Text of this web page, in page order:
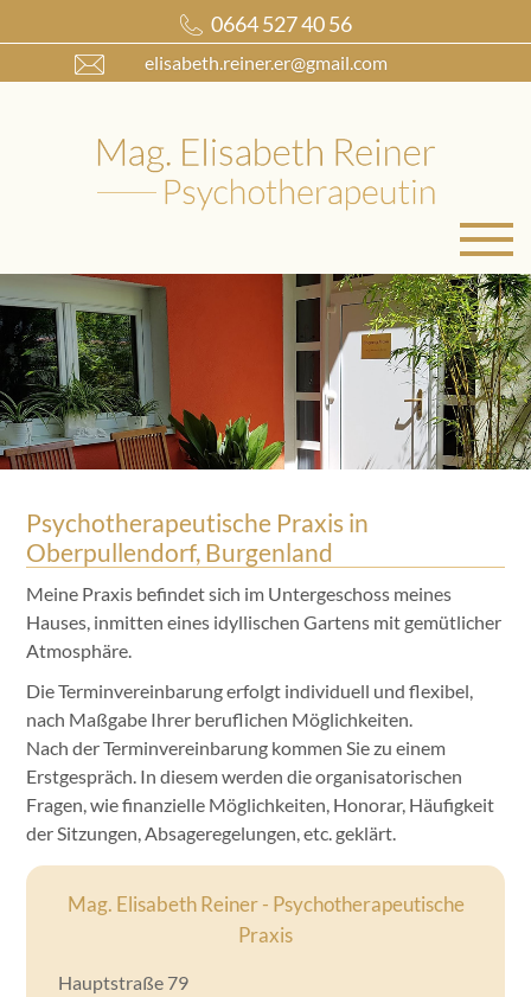
0664 527 40 56
elisabeth.reiner.er@gmail.com
Psychotherapeutische Praxis in
Oberpullendorf, Burgenland
Meine Praxis befindet sich im Untergeschoss meines
Hauses, inmitten eines idyllischen Gartens mit gemütlicher
Atmosphäre.
Die Terminvereinbarung erfolgt individuell und flexibel,
nach Maßgabe Ihrer beruflichen Möglichkeiten.
Nach der Terminvereinbarung kommen Sie zu einem
Erstgespräch. In diesem werden die organisatorischen
Fragen, wie finanzielle Möglichkeiten, Honorar, Häufigkeit
der Sitzungen, Absageregelungen, etc. geklärt.
Mag. Elisabeth Reiner - Psychotherapeutische
Praxis
Hauptstraße 79